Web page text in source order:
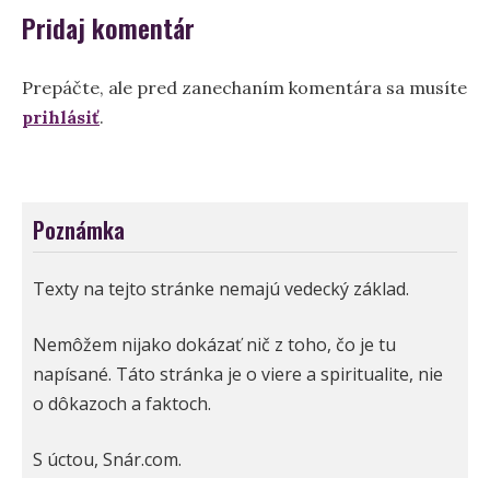
Pridaj komentár
Prepáčte, ale pred zanechaním komentára sa musíte
prihlásiť.
Poznámka
Texty na tejto stránke nemajú vedecký základ.
Nemôžem nijako dokázať nič z toho, čo je tu
napísané. Táto stránka je o viere a spiritualite, nie
o dôkazoch a faktoch.
S úctou, Snár.com.